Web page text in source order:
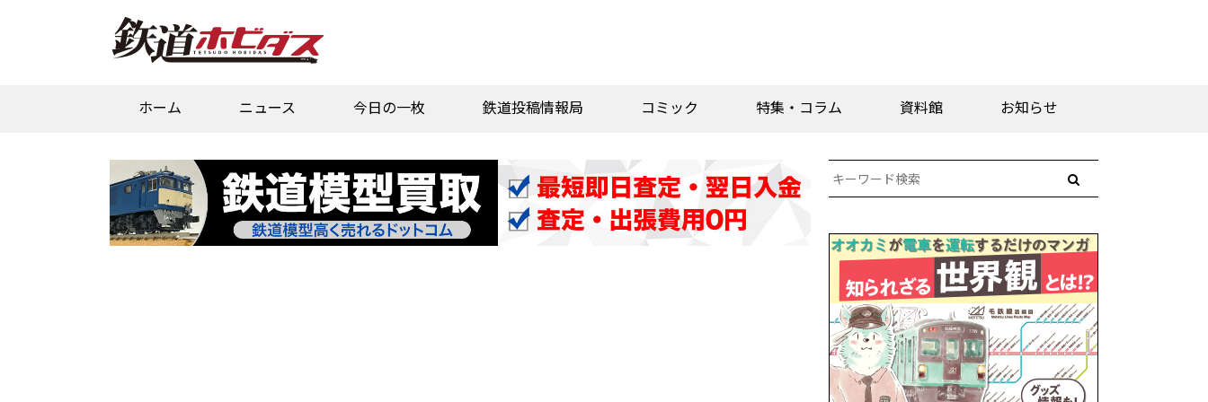
ホーム ニュース 今日の一枚 鉄道投稿情報局 コミック 特集・コラム 資料館 お知らせ